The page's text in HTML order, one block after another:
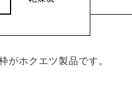
がホクエツ製品です。